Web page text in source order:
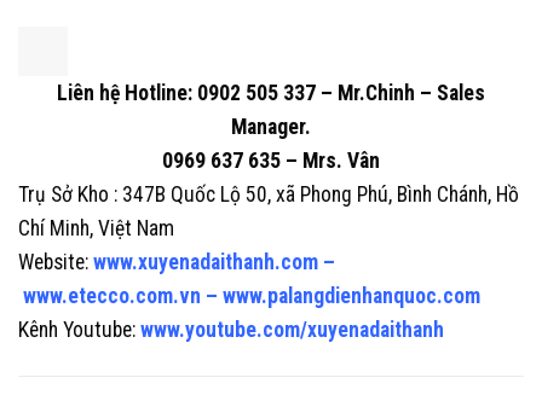
Liên hệ Hotline: 0902 505 337 – Mr.Chinh – Sales
Manager.
0969 637 635 – Mrs. Vân
Trụ Sở Kho : 347B Quốc Lộ 50, xã Phong Phú, Bình Chánh, Hồ
Chí Minh, Việt Nam
Website: www.xuyenadaithanh.com –
www.etecco.com.vn – www.palangdienhanquoc.com
Kênh Youtube: www.youtube.com/xuyenadaithanh